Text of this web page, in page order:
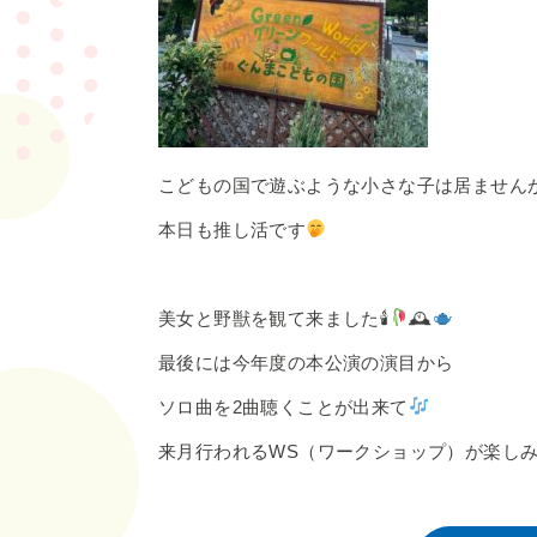
こどもの国で遊ぶような小さな子は居ません
本日も推し活です
美女と野獣を観て来ました🕯 🕰
最後には今年度の本公演の演目から
ソロ曲を2曲聴くことが出来て
来月行われるWS（ワークショップ）が楽し